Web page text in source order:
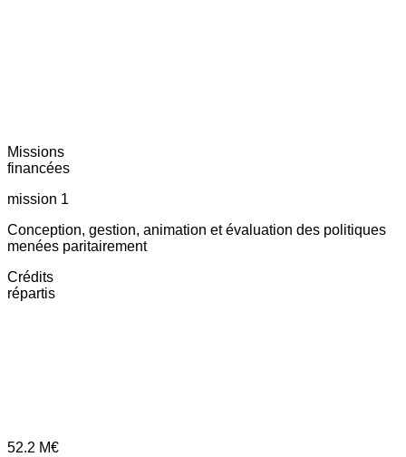
Missions
financées
mission 1
Conception, gestion, animation et évaluation des politiques
menées paritairement
Crédits
répartis
52.2 M€